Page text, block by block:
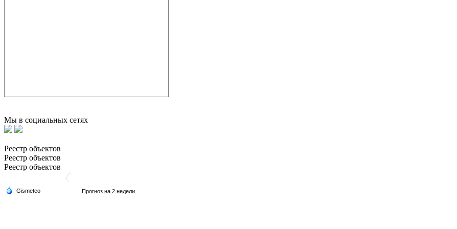
Мы в социальных сетях
Реестр объектов
Реестр объектов
Реестр объектов